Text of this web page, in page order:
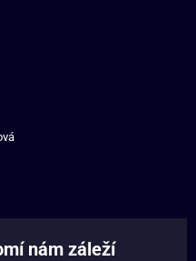
nám záleží